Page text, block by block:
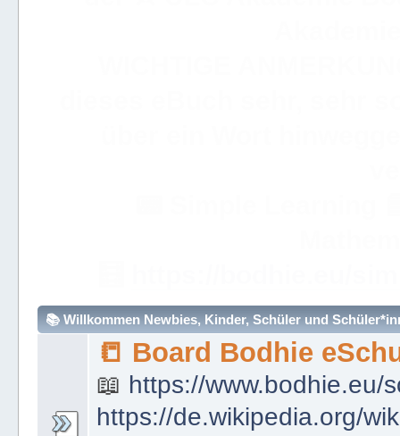
📚 Willkommen Newbies, Kinder, Schüler und
📒 Board Bodhie
📖 https://www.bodhie.eu/
https://de.wikipedia.org/